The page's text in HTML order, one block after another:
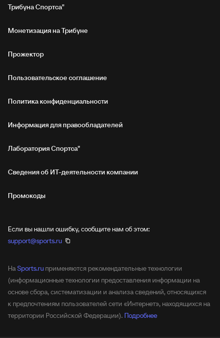
Трибуна Спортса"
Монетизация на Трибуне
Прожектор
Пользовательское соглашение
Политика конфиденциальности
Информация для правообладателей
Лаборатория Спортса"
Сведения об ИТ‑деятельности компании
Промокоды
Если вы нашли ошибку, сообщите нам об этом:
support@sports.ru
НаSports.ru применяются рекомендательные технологии
(информационные технологии предоставления информации на
основе сбора, систематизации и анализа сведений, относящихся
к предпочтениям пользователей сети «Интернет», находящихся на
территории Российской Федерации). Подробнее